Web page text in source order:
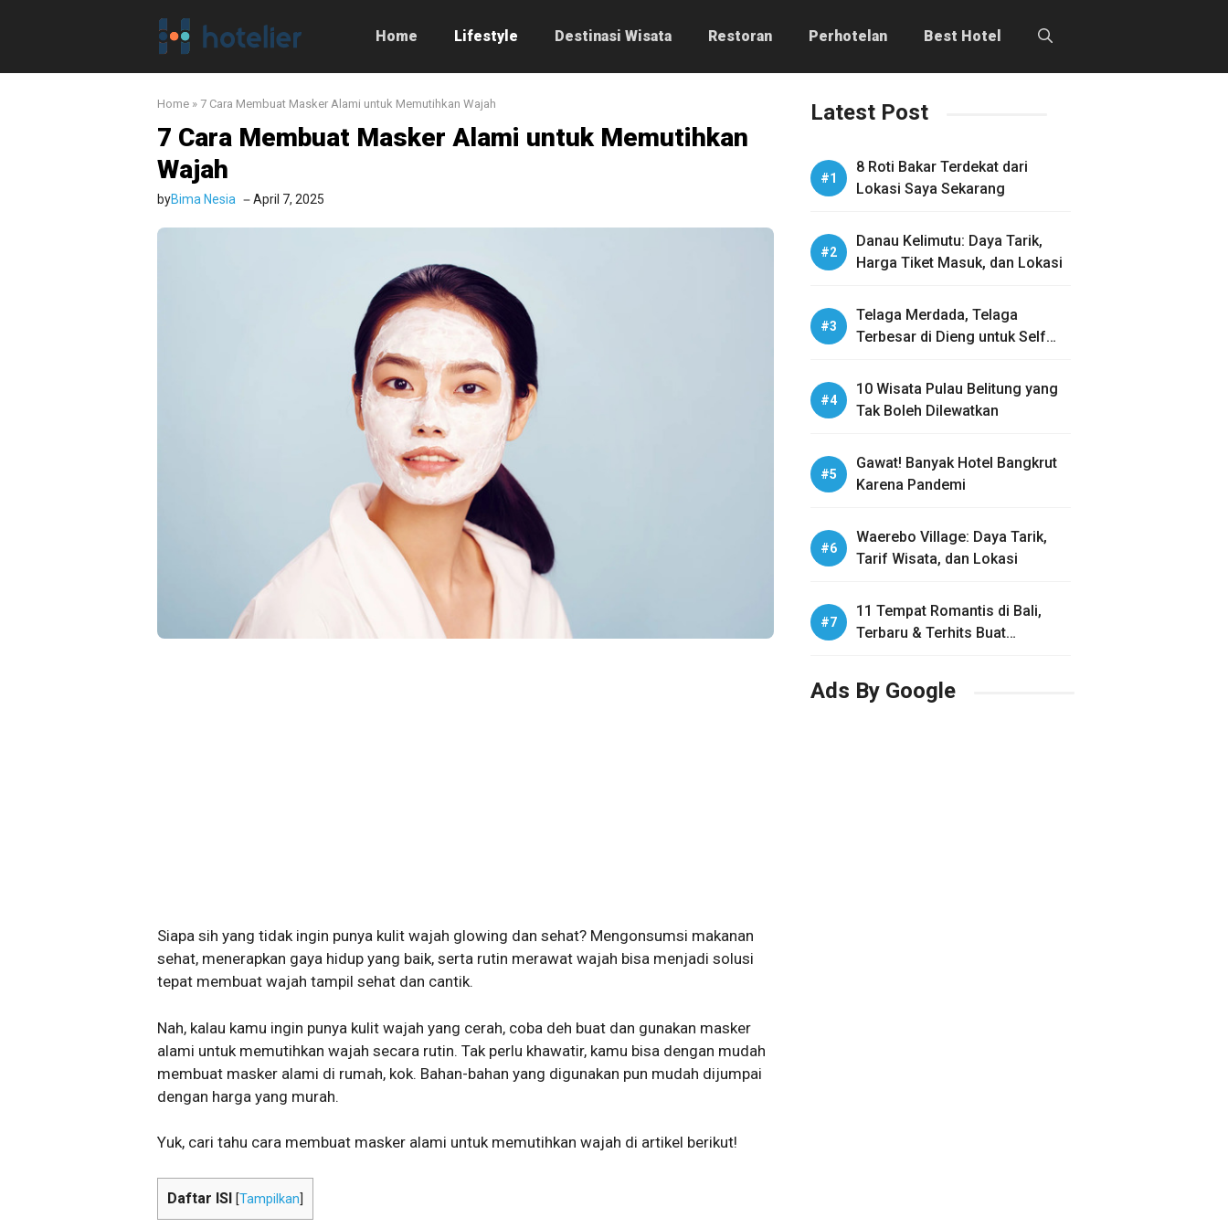
Home Lifestyle Destinasi Wisata Restoran Perhotelan Best Hotel
Home » 7 Cara Membuat Masker Alami untuk Memutihkan Wajah
7 Cara Membuat Masker Alami untuk Memutihkan
Wajah
byBima Nesia April 7, 2025
Siapa sih yang tidak ingin punya kulit wajah glowing dan sehat? Mengonsumsi makanan
sehat, menerapkan gaya hidup yang baik, serta rutin merawat wajah bisa menjadi solusi
tepat membuat wajah tampil sehat dan cantik.
Nah, kalau kamu ingin punya kulit wajah yang cerah, coba deh buat dan gunakan masker
alami untuk memutihkan wajah secara rutin. Tak perlu khawatir, kamu bisa dengan mudah
membuat masker alami di rumah, kok. Bahan-bahan yang digunakan pun mudah dijumpai
dengan harga yang murah.
Yuk, cari tahu cara membuat masker alami untuk memutihkan wajah di artikel berikut!
Daftar ISI [Tampilkan
Latest Post
8 Roti Bakar Terdekat dari
Lokasi Saya Sekarang
Danau Kelimutu: Daya Tarik,
Harga Tiket Masuk, dan Lokasi
Telaga Merdada, Telaga
Terbesar di Dieng untuk Self
10 Wisata Pulau Belitung yang
Tak Boleh Dilewatkan
Gawat! Banyak Hotel Bangkrut
Karena Pandemi
Waerebo Village: Daya Tarik,
Tarif Wisata, dan Lokasi
11 Tempat Romantis di Bali,
Terbaru & Terhits Buat
Ads By Google